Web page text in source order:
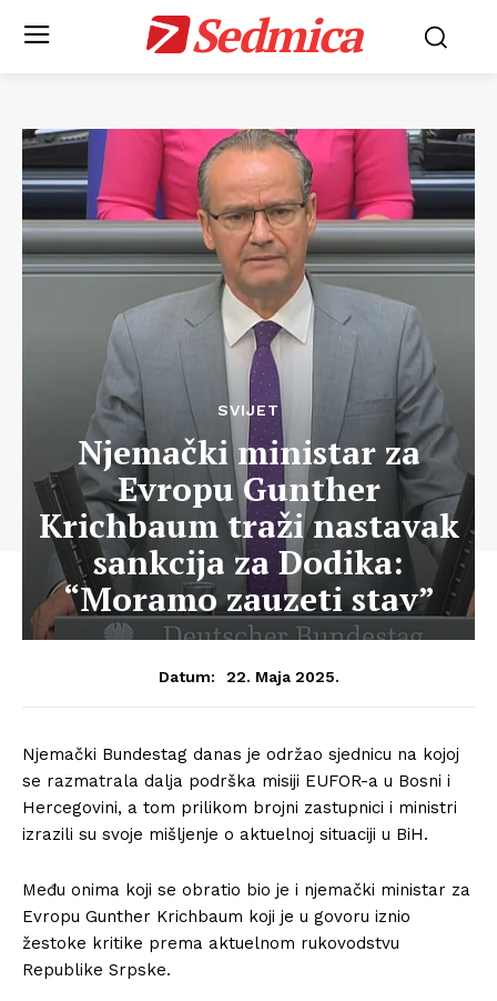
Sedmica
SVIJET
Njemački ministar za
Evropu Gunther
Krichbaum traži nastavak
sankcija za Dodika:
“Moramo zauzeti stav”
Datum: 22. Maja 2025.
Njemački Bundestag danas je održao sjednicu na kojoj
se razmatrala dalja podrška misiji EUFOR-a u Bosni i
Hercegovini, a tom prilikom brojni zastupnici i ministri
izrazili su svoje mišljenje o aktuelnoj situaciji u BiH.
Među onima koji se obratio bio je i njemački ministar za
Evropu Gunther Krichbaum koji je u govoru iznio
žestoke kritike prema aktuelnom rukovodstvu
Republike Srpske.